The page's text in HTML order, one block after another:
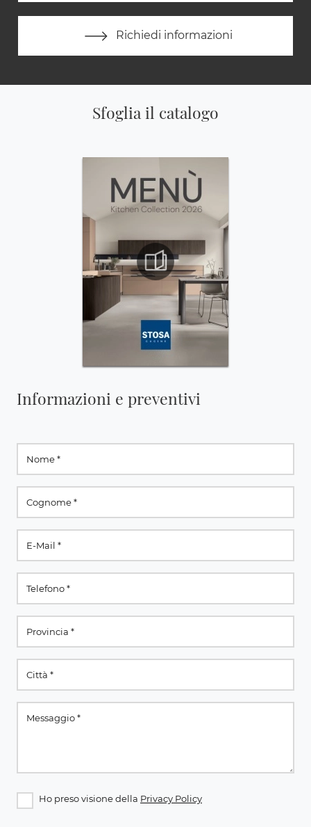
Richiedi informazioni
Sfoglia il catalogo
Informazioni e preventivi
Ho preso visione della Privacy Policy